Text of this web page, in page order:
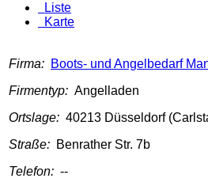
Liste
Karte
Firma: Boots- und Angelbedarf
Firmentyp: Angelladen
Ortslage: 40213 Düsseldorf
Straße: Benrather Str. 7b
Telefon: --